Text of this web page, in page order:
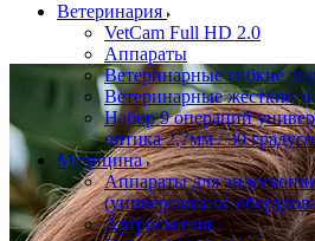
Ветеринария
VetCam Full HD 2.0
Аппараты
Ветеринарные гибкие
Ветеринарные жесткие
Набор 9 операций
оптика 2,7мм / 30
Медицина
Аппараты для
(универсальное
Артроскопия